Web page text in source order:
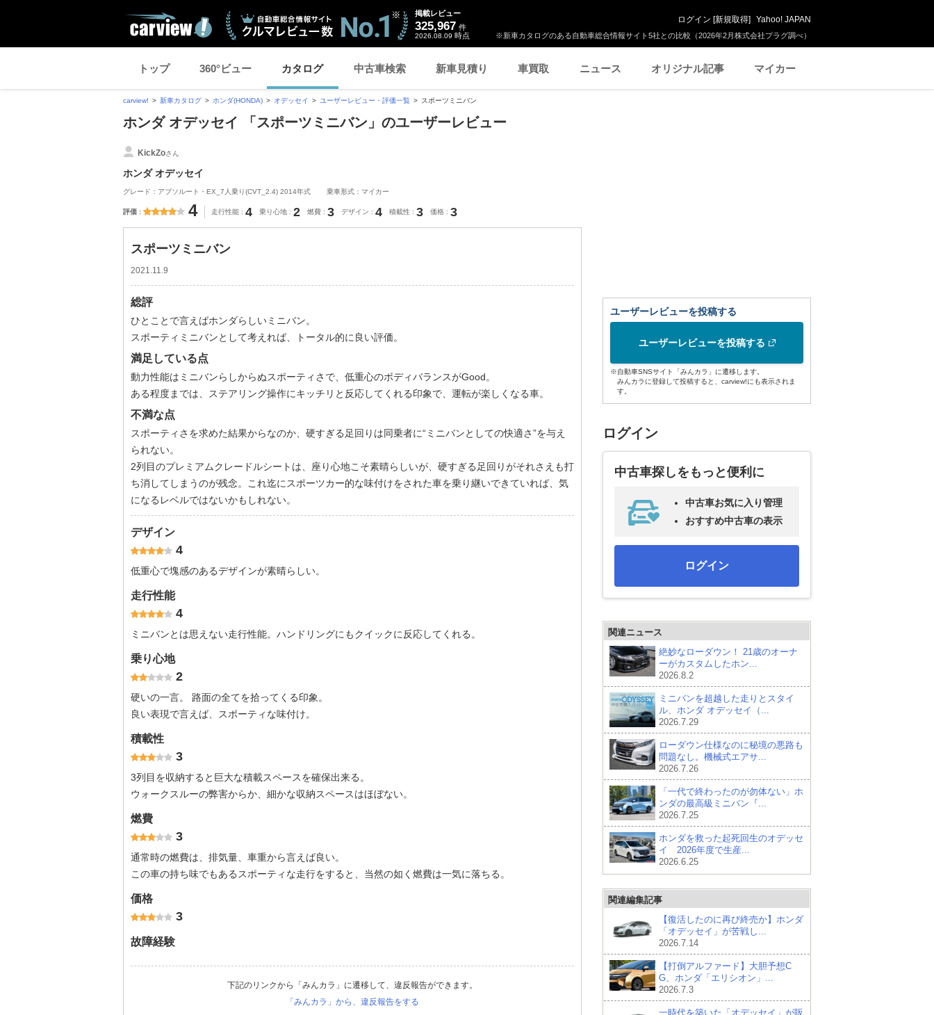
※新車カタログのある自動車総合情報サイト5社との比較（2026年2月株式会社プラグ調べ）
掲載レビュー
325,967 件
2026.08.09 時点
ログイン [新規取得] Yahoo! JAPAN
トップ 360°ビュー カタログ 中古車検索 新車見積り 車買取 ニュース オリジナル記事 マイカー
carview! 新車カタログ ホンダ(HONDA) オデッセイ ユーザーレビュー・評価一覧 スポーツミニバン
ホンダ オデッセイ 「スポーツミニバン」のユーザーレビュー
KickZoさん
ホンダ オデッセイ
グレード：アブソルート・EX_7人乗り(CVT_2.4) 2014年式 乗車形式：マイカー
評価 4 走行性能 4 乗り心地 2 燃費 3 デザイン 4 積載性 3 価格 3
スポーツミニバン
2021.11.9
総評
ひとことで言えばホンダらしいミニバン。
スポーティミニバンとして考えれば、トータル的に良い評価。
満足している点
動力性能はミニバンらしからぬスポーティさで、低重心のボディバランスがGood。
ある程度までは、ステアリング操作にキッチリと反応してくれる印象で、運転が楽しくなる車。
不満な点
スポーティさを求めた結果からなのか、硬すぎる足回りは同乗者に“ミニバンとしての快適さ”を与え
られない。
2列目のプレミアムクレードルシートは、座り心地こそ素晴らしいが、硬すぎる足回りがそれさえも打
ち消してしまうのが残念。これ迄にスポーツカー的な味付けをされた車を乗り継いできていれば、気
になるレベルではないかもしれない。
デザイン
4
低重心で塊感のあるデザインが素晴らしい。
走行性能
4
ミニバンとは思えない走行性能。ハンドリングにもクイックに反応してくれる。
乗り心地
2
硬いの一言。 路面の全てを拾ってくる印象。
良い表現で言えば、スポーティな味付け。
積載性
3
3列目を収納すると巨大な積載スペースを確保出来る。
ウォークスルーの弊害からか、細かな収納スペースはほぼない。
燃費
3
通常時の燃費は、排気量、車重から言えば良い。
この車の持ち味でもあるスポーティな走行をすると、当然の如く燃費は一気に落ちる。
価格
3
故障経験
下記のリンクから「みんカラ」に遷移して、違反報告ができます。
「みんカラ」から、違反報告をする
ユーザーレビューを投稿する
ユーザーレビューを投稿する
※自動車SNSサイト「みんカラ」に遷移します。
みんカラに登録して投稿すると、carview!にも表示されま
す。
ログイン
中古車探しをもっと便利に
中古車お気に入り管理
おすすめ中古車の表示
ログイン
関連ニュース
絶妙なローダウン！ 21歳のオーナ
ーがカスタムしたホン...
2026.8.2
ミニバンを超越した走りとスタイ
ル、ホンダ オデッセイ（...
2026.7.29
ローダウン仕様なのに秘境の悪路も
問題なし。機械式エアサ...
2026.7.26
「一代で終わったのが勿体ない」ホ
ンダの最高級ミニバン『...
2026.7.25
ホンダを救った起死回生のオデッセ
イ 2026年度で生産...
2026.6.25
関連編集記事
【復活したのに再び終売か】ホンダ
「オデッセイ」が苦戦し...
2026.7.14
【打倒アルファード】大胆予想C
G、ホンダ「エリシオン」...
2026.7.3
一時代を築いた「オデッセイ」が販